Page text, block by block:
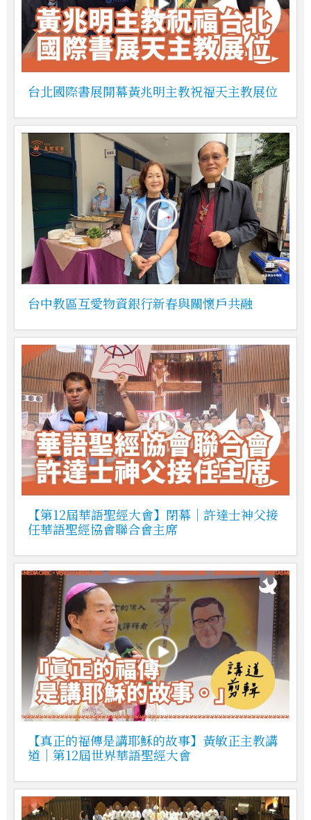
台北國際書展開幕黃兆明主教祝福天主教展位
台中教區互愛物資銀行新春與關懷戶共融
【第12屆華語聖經大會】閉幕｜許達士神父接
任華語聖經協會聯合會主席
【真正的福傳是講耶穌的故事】黃敏正主教講
道｜第12屆世界華語聖經大會